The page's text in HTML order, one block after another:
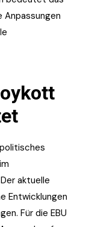
Anpassungen
aktuelle
Entwicklungen
Für die EBU